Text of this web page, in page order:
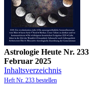
Astrologie Heute Nr. 233
Februar 2025
Inhaltsverzeichnis
Heft Nr. 233 bestellen